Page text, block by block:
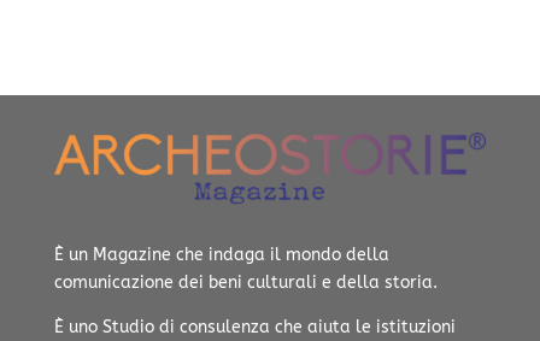
È un Magazine che indaga il mondo della
comunicazione dei beni culturali e della storia.
È uno Studio di consulenza che aiuta le istituzioni